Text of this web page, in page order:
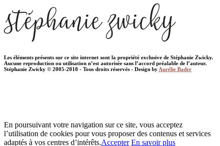
Les éléments présents sur ce site internet sont la propriété exclusive de Stéphanie Zwicky.
Aucune reproduction ou utilisation n’est autorisée sans l’accord préalable de l’auteur.
Stéphanie Zwicky © 2005-2018 - Tous droits réservés - Design by Aurélie Bader
En poursuivant votre navigation sur ce site, vous acceptez
l’utilisation de cookies pour vous proposer des contenus et services
adaptés à vos centres d’intérêts.Accepter En savoir plus